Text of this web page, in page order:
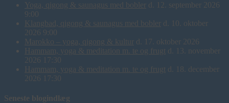
Yoga, qigong & saunagus med bobler d. 12. september 2026
9:00
Klangbad, qigong & saunagus med bobler d. 10. oktober
2026 9:00
Marokko – yoga, qigong & kultur d. 17. oktober 2026
Hammam, yoga & meditation m. te og frugt d. 13. november
2026 17:30
Hammam, yoga & meditation m. te og frugt d. 18. december
2026 17:30
Seneste blogindlæg